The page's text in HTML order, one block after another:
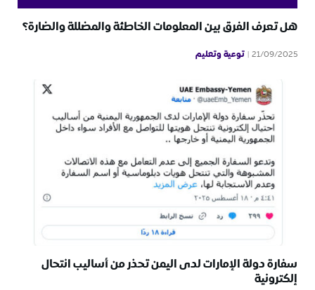
هل تعرف الفرق بين المعلومات الخاطئة والمضللة والضارة؟
21/09/2025 توعية وتعليم
سفارة دولة الإمارات لدى اليمن تحذر من أساليب انتحال
إلكترونية